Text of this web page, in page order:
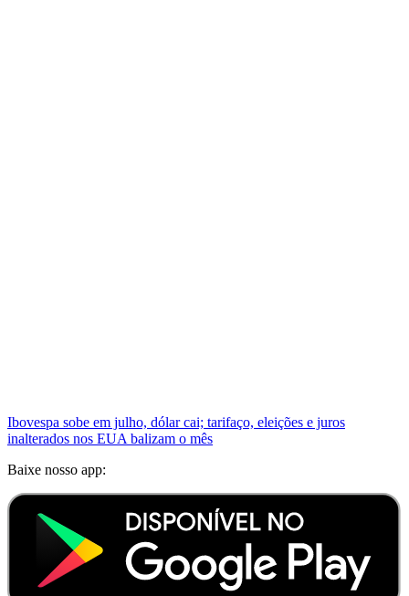
Ibovespa sobe em julho, dólar cai; tarifaço, eleições e juros
inalterados nos EUA balizam o mês
Baixe nosso app: